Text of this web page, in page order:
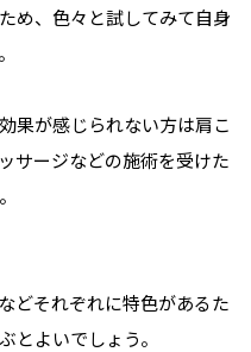
め、色々と試してみて自身
果が感じられない方は肩こ
サージなどの施術を受けた
どそれぞれに特色があるた
とよいでしょう。